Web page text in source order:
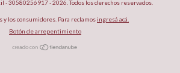
- 30580256917 - 2026. Todos los derechos reservados.
y los consumidores. Para reclamosingresá acá.
Botón de arrepentimiento